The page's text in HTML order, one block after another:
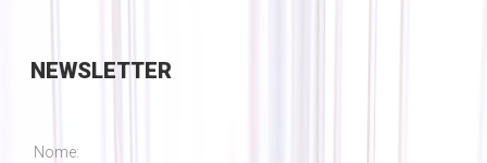
NEWSLETTER
Nome: